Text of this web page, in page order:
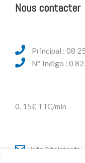
Nous contacter
Principal : 08
N° Indigo : 0
0, 15€ TTC/min
info@telstar.fr